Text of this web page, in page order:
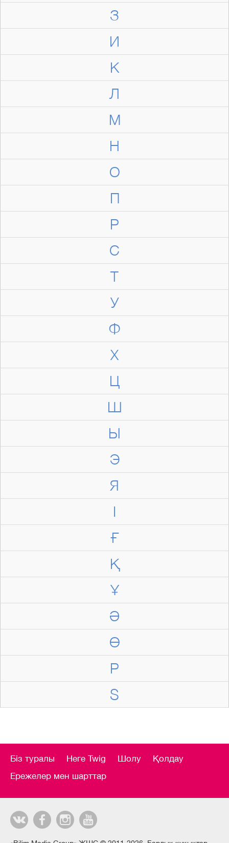
З
И
К
Л
М
Н
О
П
Р
С
Т
У
Ф
Х
Ц
Ш
Ы
Э
Я
І
Ғ
Қ
Ұ
Ә
Ө
P
S
Біз туралы Неге Twig Шолу
Қолдау
Ережелер мен шарттар